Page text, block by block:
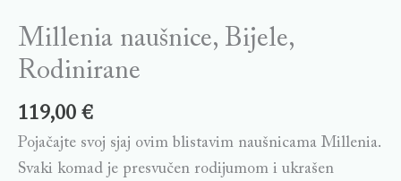
Millenia naušnice, Bijele,
Rodinirane
119,00 €
Pojačajte svoj sjaj ovim blistavim naušnicama Millenia.
Svaki komad je presvučen rodijumom i ukrašen